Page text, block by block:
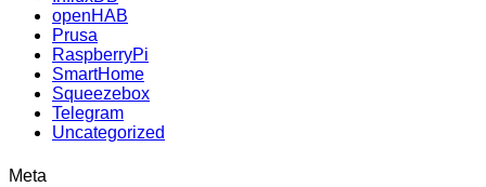
openHAB
Prusa
RaspberryPi
SmartHome
Squeezebox
Telegram
Uncategorized
Meta